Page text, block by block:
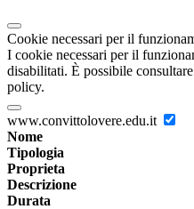
Cookie necessari per il
I cookie necessari per il
disabilitati. È possibile
policy.
www.convittolovere.edu.it
Nome
Tipologia
Proprieta
Descrizione
Durata